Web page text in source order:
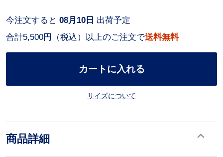
合計5,500円（税込）以上のご注文で送料無料
今注文すると 08月10日 出荷予定
カートに入れる
サイズについて
商品詳細